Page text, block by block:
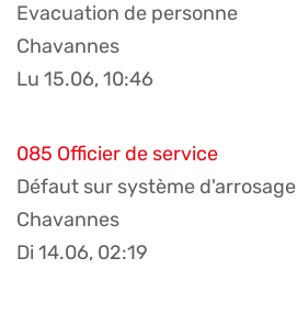
Evacuation de personne
Chavannes
Lu 15.06, 10:46
085 Officier de service
Défaut sur système d'arrosage
Chavannes
Di 14.06, 02:19